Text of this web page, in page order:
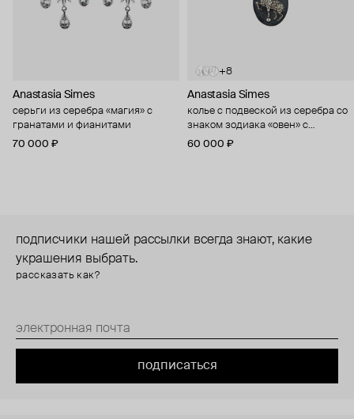
Anastasia Simes
серьги из серебра «магия» с
гранатами и фианитами
70 000 ₽
+8
Anastasia Simes
колье с подвеской из серебра со
знаком зодиака «овен» с
цитрином и фианитами
60 000 ₽
подписчики нашей рассылки всегда знают, какие
украшения выбрать.
рассказать как?
подписаться